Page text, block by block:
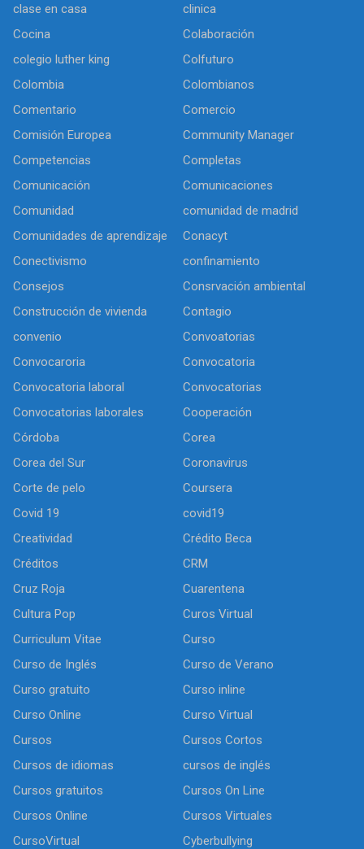
clase en casa
clinica
Cocina
Colaboración
colegio luther king
Colfuturo
Colombia
Colombianos
Comentario
Comercio
Comisión Europea
Community Manager
Competencias
Completas
Comunicación
Comunicaciones
Comunidad
comunidad de madrid
Comunidades de aprendizaje
Conacyt
Conectivismo
confinamiento
Consejos
Consrvación ambiental
Construcción de vivienda
Contagio
convenio
Convoatorias
Convocaroria
Convocatoria
Convocatoria laboral
Convocatorias
Convocatorias laborales
Cooperación
Córdoba
Corea
Corea del Sur
Coronavirus
Corte de pelo
Coursera
Covid 19
covid19
Creatividad
Crédito Beca
Créditos
CRM
Cruz Roja
Cuarentena
Cultura Pop
Curos Virtual
Curriculum Vitae
Curso
Curso de Inglés
Curso de Verano
Curso gratuito
Curso inline
Curso Online
Curso Virtual
Cursos
Cursos Cortos
Cursos de idiomas
cursos de inglés
Cursos gratuitos
Cursos On Line
Cursos Online
Cursos Virtuales
CursoVirtual
Cyberbullying